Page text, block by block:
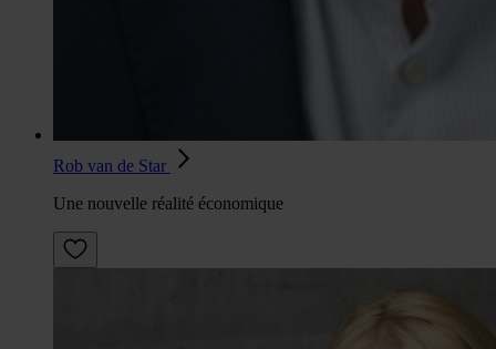
Rob van de Star
Une nouvelle réalité économique